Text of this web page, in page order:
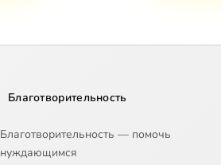
Благотворительность
Благотворительность — помочь
нуждающимся